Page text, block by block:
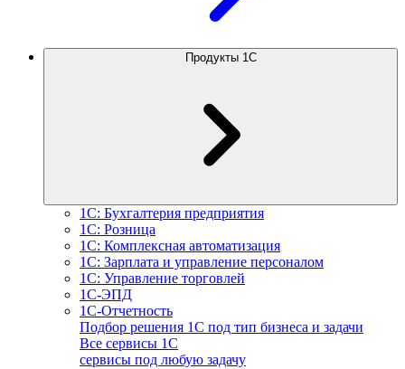
Продукты 1С
1С: Бухгалтерия предприятия
1С: Розница
1С: Комплексная автоматизация
1С: Зарплата и управление персоналом
1С: Управление торговлей
1С-ЭПД
1С-Отчетность
Подбор решения 1С под тип бизнеса и задачи
Все сервисы 1С
сервисы под любую задачу